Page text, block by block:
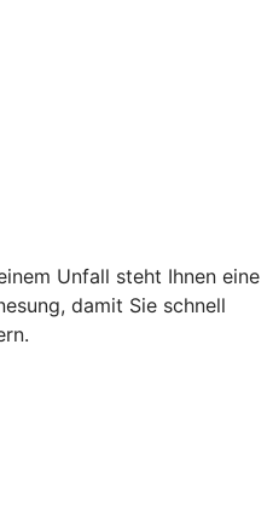
Unfall steht Ihnen eine
damit Sie schnell